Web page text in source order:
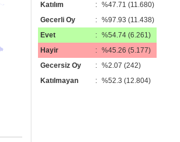
Katılım
: %47.71 (11.680)
Gecerli Oy
: %97.93 (11.438)
Evet
: %54.74 (6.261)
Hayir
: %45.26 (5.177)
Gecersiz Oy
: %2.07 (242)
Katılmayan
: %52.3 (12.804)